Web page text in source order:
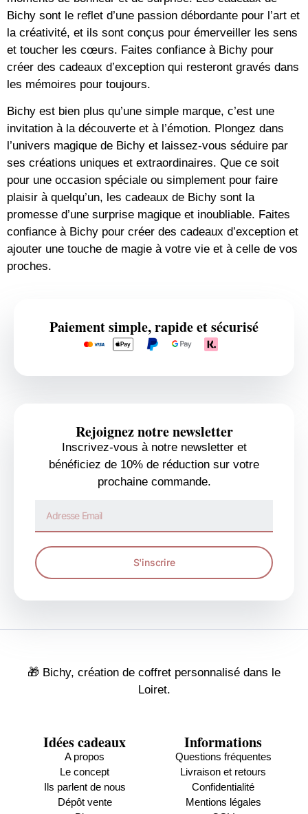
Bichy sont le reflet d’une passion débordante pour l’art et
la créativité, et ils sont conçus pour émerveiller les sens
et toucher les cœurs. Faites confiance à Bichy pour
créer des cadeaux d’exception qui resteront gravés dans
les mémoires pour toujours.
Bichy est bien plus qu’une simple marque, c’est une
invitation à la découverte et à l’émotion. Plongez dans
l’univers magique de Bichy et laissez-vous séduire par
ses créations uniques et extraordinaires. Que ce soit
pour une occasion spéciale ou simplement pour faire
plaisir à quelqu’un, les cadeaux de Bichy sont la
promesse d’une surprise magique et inoubliable. Faites
confiance à Bichy pour créer des cadeaux d’exception et
ajouter une touche de magie à votre vie et à celle de vos
proches.
Paiement simple, rapide et sécurisé
Rejoignez notre newsletter
Inscrivez-vous à notre newsletter et
bénéficiez de 10% de réduction sur votre
prochaine commande.
S'inscrire
🎁 Bichy, création de coffret personnalisé dans le
Loiret.
Idées cadeaux
A propos
Le concept
Ils parlent de nous
Dépôt vente
Informations
Questions fréquentes
Livraison et retours
Confidentialité
Mentions légales